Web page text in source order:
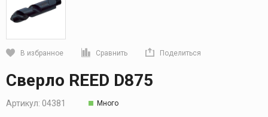
В избранное Сравнить Поделиться
Кликните, чтобы скопировать прямую ссылку
Сверло REED D875
Артикул: 04381 Много